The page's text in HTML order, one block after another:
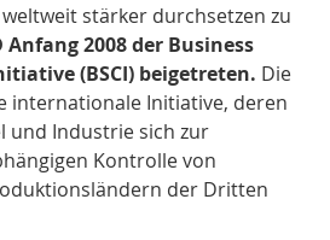
stärker durchsetzen zu
Anfang 2008 der Business
(BSCI) beigetreten. Die
internationale Initiative, deren
und Industrie sich zur
Kontrolle von
der Dritten